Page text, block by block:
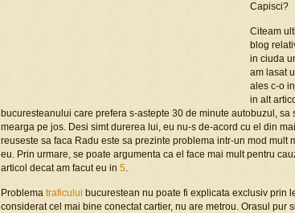
Capisci?
Citeam
blog
in ciuda
am lasat
ales c-o
in alt
bucuresteanului care prefera s-astepte 30 de minute autobuzul,
mearga pe jos. Desi simt durerea lui, eu nu-s de-acord cu el din
reuseste sa faca Radu este sa prezinte problema intr-un mod mult
eu. Prin urmare, se poate argumenta ca el face mai mult pentru
articol decat am facut eu in 5.
Problema traficului bucurestean nu poate fi explicata exclusiv prin
considerat cel mai bine conectat cartier, nu are metrou. Orasul pur